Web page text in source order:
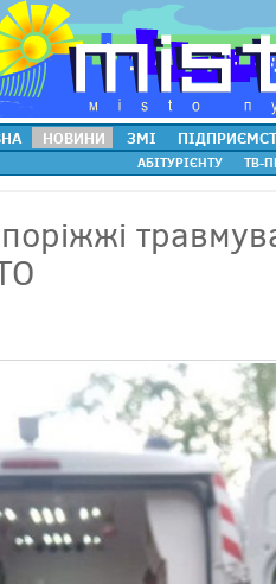
НОВИНИ ЗМІ
АБІТУРІЄНТУ ТВ-